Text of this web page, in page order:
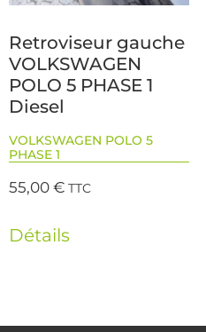
Retroviseur gauche
VOLKSWAGEN
POLO 5 PHASE 1
Diesel
VOLKSWAGEN POLO 5
PHASE 1
55,00€ TTC
Détails